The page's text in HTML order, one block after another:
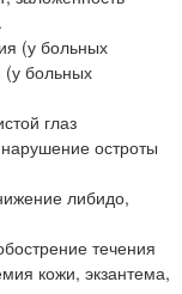
(у больных
(у больных
глаз
остроты
либидо,
течения
кожи, экзантема,